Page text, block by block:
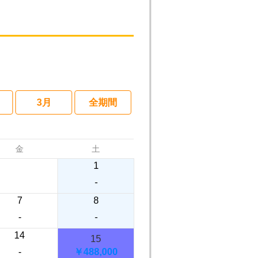
3月 全期間
金 土
1
-
7
-
8
-
14
-
15
￥488,000